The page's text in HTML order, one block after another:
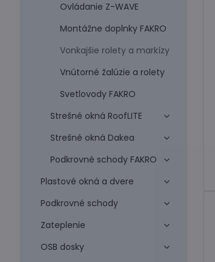
Ovládanie Z-WAVE
Montážne doplnky FAKRO
Vonkajšie rolety a markízy
Vnútorné žalúzie a rolety
Svetlovody FAKRO
Strešné okná RoofLITE
Strešné okná Dakea
Podkrovné schody FAKRO
Plastové okná a dvere
Podkrovné schody
Zateplenie
OSB dosky